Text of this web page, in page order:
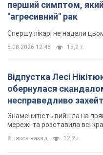
перший симптом, який
"агресивний" рак
Спершу лікарі не надали
6.08.2026 12:46 15,2 т.
Відпустка Лесі
обернулася
несправедливо
Знаменитість вийшла на
мережі та розставила всі
8 часов назад 12,2 т.